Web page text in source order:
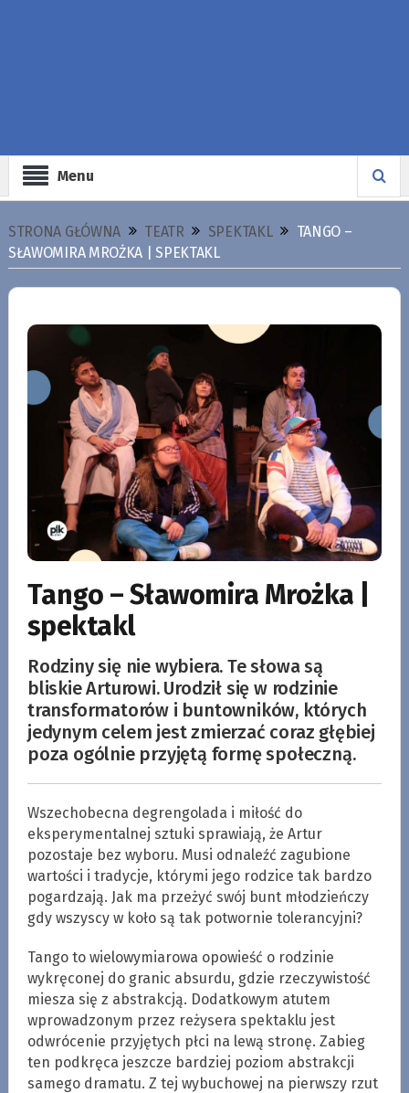
Menu
STRONA GŁÓWNA TEATR SPEKTAKL
TANGO –
SŁAWOMIRA MROŻKA | SPEKTAKL
Tango – Sławomira Mrożka |
spektakl
Rodziny się nie wybiera. Te słowa są
bliskie Arturowi. Urodził się w rodzinie
transformatorów i buntowników, których
jedynym celem jest zmierzać coraz głębiej
poza ogólnie przyjętą formę społeczną.
Wszechobecna degrengolada i miłość do
eksperymentalnej sztuki sprawiają, że Artur
pozostaje bez wyboru. Musi odnaleźć zagubione
wartości i tradycje, którymi jego rodzice tak bardzo
pogardzają. Jak ma przeżyć swój bunt młodzieńczy
gdy wszyscy w koło są tak potwornie tolerancyjni?
Tango to wielowymiarowa opowieść o rodzinie
wykręconej do granic absurdu, gdzie rzeczywistość
miesza się z abstrakcją. Dodatkowym atutem
wprowadzonym przez reżysera spektaklu jest
odwrócenie przyjętych płci na lewą stronę. Zabieg
ten podkręca jeszcze bardziej poziom abstrakcji
samego dramatu. Z tej wybuchowej na pierwszy rzut